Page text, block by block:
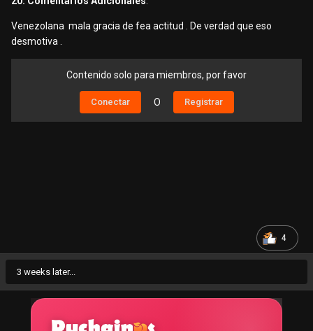
Venezolana mala gracia de fea actitud . De verdad que eso
desmotiva .
Contenido solo para miembros, por favor
Conectar O Registrar
4
3 weeks later...